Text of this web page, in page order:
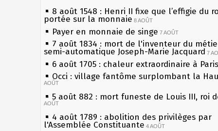
8 août 1548 : Henri II fixe que l’effigie du
portée sur la monnaie 8 AOÛT
Payer en monnaie de singe 7 AOÛT
7 août 1834 : mort de l'inventeur du
semi-automatique Joseph-Marie Jacquard 7
6 août 1705 : chaleur extraordinaire à Paris
Occi : village fantôme surplombant la
AOÛT
5 août 882 : mort funeste de Louis III, roi
AOÛT
4 août 1789 : abolition des privilèges par
l'Assemblée Constituante 4 AOÛT